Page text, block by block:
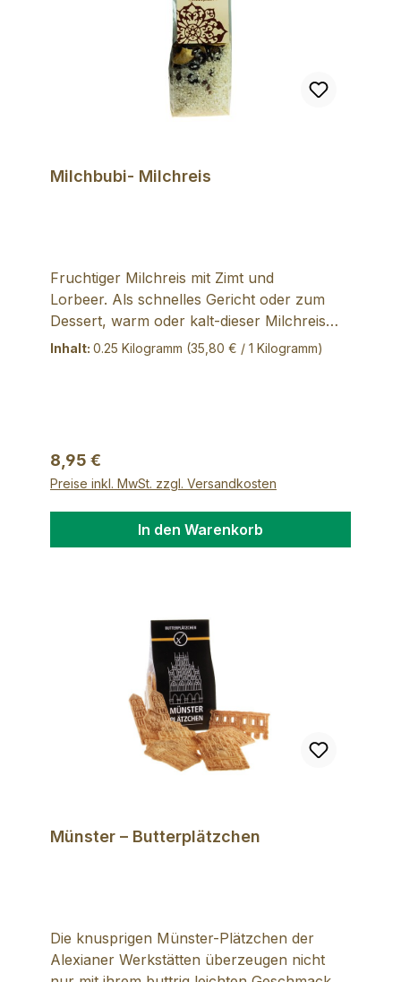
Milchbubi- Milchreis
Fruchtiger Milchreis mit Zimt und
Lorbeer. Als schnelles Gericht oder zum
Dessert, warm oder kalt-dieser Milchreis
schmeckt immer!Zubereitung: 1 Liter Milch
0,2% Zimt, ein Lorbeerblatt. Brennwert:
1326kcal/ 316cJ Fett: 1,1g gesättigte
Fettsäuren: 0,4g Kohlenhydrate: 65g
Inhalt: 0.25 Kilogramm (35,80 € / 1 Kilogramm)
Regulärer Preis:
8,95 €
Preise inkl. MwSt. zzgl. Versandkosten
In den Warenkorb
Münster – Butterplätzchen
Die knusprigen Münster-Plätzchen der
Alexianer Werkstätten überzeugen nicht